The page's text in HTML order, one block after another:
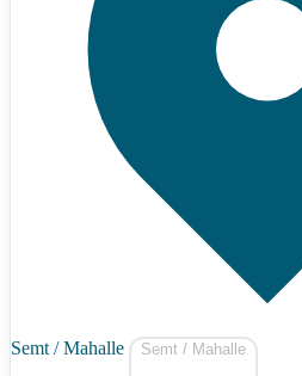
Semt / Mahalle Semt / Mahalle